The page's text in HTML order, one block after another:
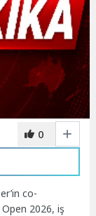
0
co-
2026, iş